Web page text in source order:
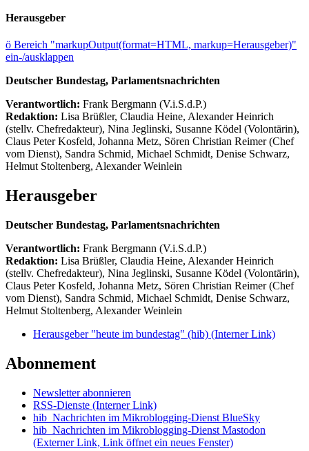
Herausgeber
ö Bereich "markupOutput(format=HTML, markup=Herausgeber)"
ein-/ausklappen
Deutscher Bundestag, Parlamentsnachrichten
Verantwortlich: Frank Bergmann (V.i.S.d.P.)
Redaktion: Lisa Brüßler, Claudia Heine, Alexander Heinrich
(stellv. Chefredakteur), Nina Jeglinski, Susanne Ködel (Volontärin),
Claus Peter Kosfeld, Johanna Metz, Sören Christian Reimer (Chef
vom Dienst), Sandra Schmid, Michael Schmidt, Denise Schwarz,
Helmut Stoltenberg, Alexander Weinlein
Herausgeber
Deutscher Bundestag, Parlamentsnachrichten
Verantwortlich: Frank Bergmann (V.i.S.d.P.)
Redaktion: Lisa Brüßler, Claudia Heine, Alexander Heinrich
(stellv. Chefredakteur), Nina Jeglinski, Susanne Ködel (Volontärin),
Claus Peter Kosfeld, Johanna Metz, Sören Christian Reimer (Chef
vom Dienst), Sandra Schmid, Michael Schmidt, Denise Schwarz,
Helmut Stoltenberg, Alexander Weinlein
Herausgeber "heute im bundestag" (hib) (Interner Link)
Abonnement
Newsletter abonnieren
RSS-Dienste (Interner Link)
hib_Nachrichten im Mikroblogging-Dienst BlueSky
hib_Nachrichten im Mikroblogging-Dienst Mastodon
(Externer Link, Link öffnet ein neues Fenster)